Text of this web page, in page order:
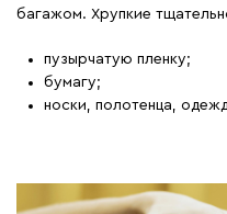
багажом. Хрупкие
пузырчатую пленку;
бумагу;
носки, полотенца,